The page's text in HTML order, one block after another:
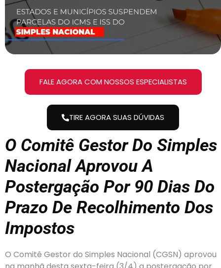
FALE AGORA COM NOSSOS ESPECIALISTAS
TIRE AGORA SUAS DÚVIDAS
O Comitê Gestor Do Simples
Nacional Aprovou A
Postergação Por 90 Dias Do
Prazo De Recolhimento Dos
Impostos
O Comitê Gestor do Simples Nacional (CGSN) aprovou